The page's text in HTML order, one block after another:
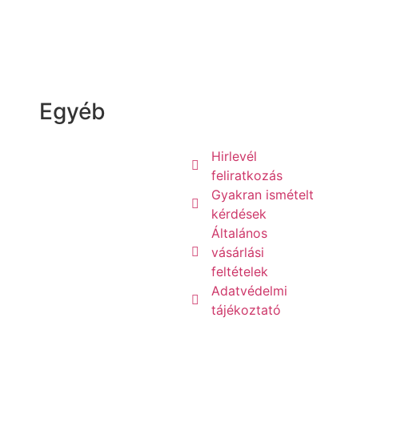
Egyéb
Hirlevél
feliratkozás
Gyakran ismételt
kérdések
Általános
vásárlási
feltételek
Adatvédelmi
tájékoztató